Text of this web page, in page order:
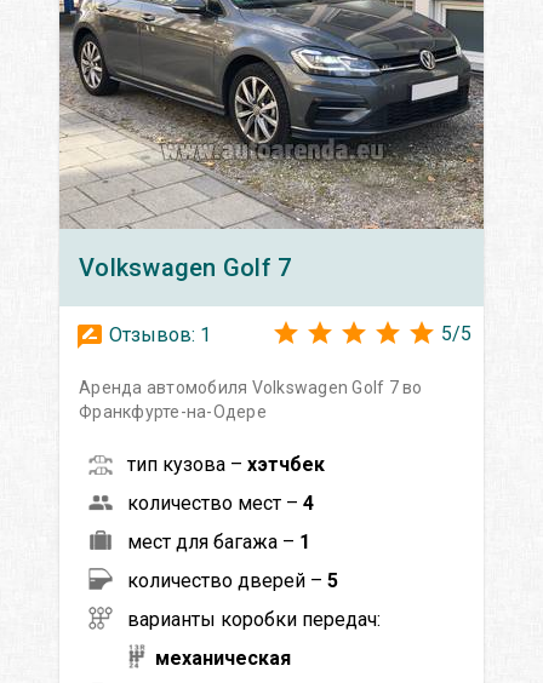
Volkswagen Golf 7
Отзывов: 1 5/5
Аренда автомобиля Volkswagen Golf 7 во
Франкфурте-на-Одере
тип кузова – хэтчбек
количество мест – 4
мест для багажа – 1
количество дверей – 5
варианты коробки передач:
механическая